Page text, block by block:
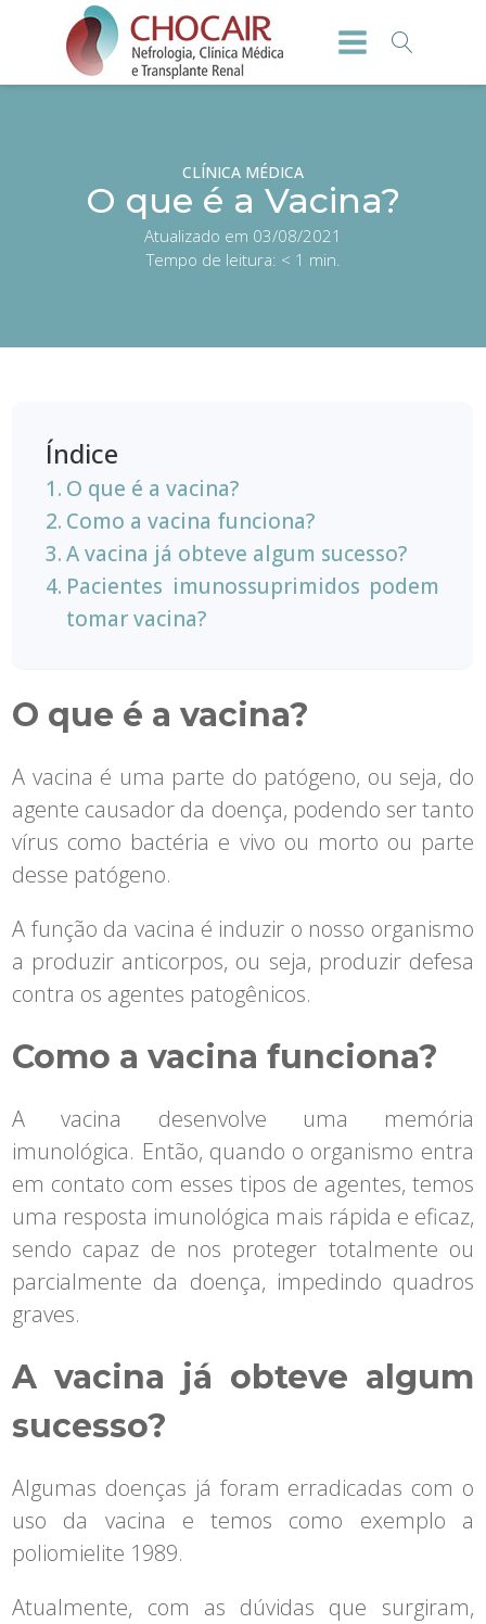
CLÍNICA MÉDICA
O que é a Vacina?
Atualizado em 03/08/2021
Tempo de leitura: < 1 min.
Índice
O que é a vacina?
Como a vacina funciona?
A vacina já obteve algum sucesso?
Pacientes imunossuprimidos podem
tomar vacina?
O que é a vacina?
A vacina é uma parte do patógeno, ou seja, do
agente causador da doença, podendo ser tanto
vírus como bactéria e vivo ou morto ou parte
desse patógeno.
A função da vacina é induzir o nosso organismo
a produzir anticorpos, ou seja, produzir defesa
contra os agentes patogênicos.
Como a vacina funciona?
A vacina desenvolve uma memória
imunológica. Então, quando o organismo entra
em contato com esses tipos de agentes, temos
uma resposta imunológica mais rápida e eficaz,
sendo capaz de nos proteger totalmente ou
parcialmente da doença, impedindo quadros
graves.
A vacina já obteve algum
sucesso?
Algumas doenças já foram erradicadas com o
uso da vacina e temos como exemplo a
poliomielite 1989.
Atualmente, com as dúvidas que surgiram,